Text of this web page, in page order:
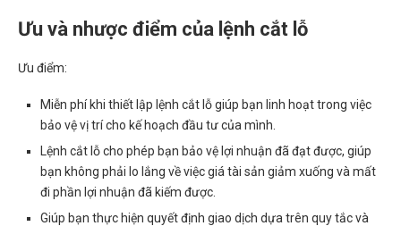
Ưu và nhược điểm của lệnh cắt lỗ
Ưu điểm:
Miễn phí khi thiết lập lệnh cắt lỗ giúp bạn linh hoạt trong việc
bảo vệ vị trí cho kế hoạch đầu tư của mình.
Lệnh cắt lỗ cho phép bạn bảo vệ lợi nhuận đã đạt được, giúp
bạn không phải lo lắng về việc giá tài sản giảm xuống và mất
đi phần lợi nhuận đã kiếm được.
Giúp bạn thực hiện quyết định giao dịch dựa trên quy tắc và